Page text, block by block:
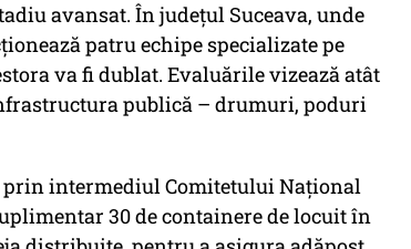
avansat. În județul Suceava, unde
patru echipe specializate pe
va fi dublat. Evaluările vizează atât
publică – drumuri, poduri
intermediul Comitetului Național
30 de containere de locuit în